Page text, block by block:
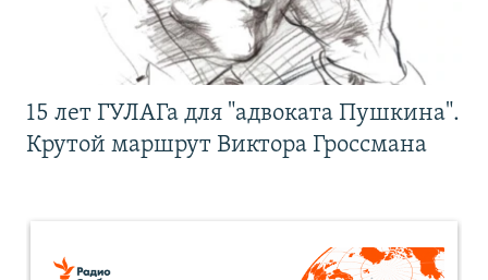
15 лет ГУЛАГа для "адвоката Пушкина".
Крутой маршрут Виктора Гроссмана